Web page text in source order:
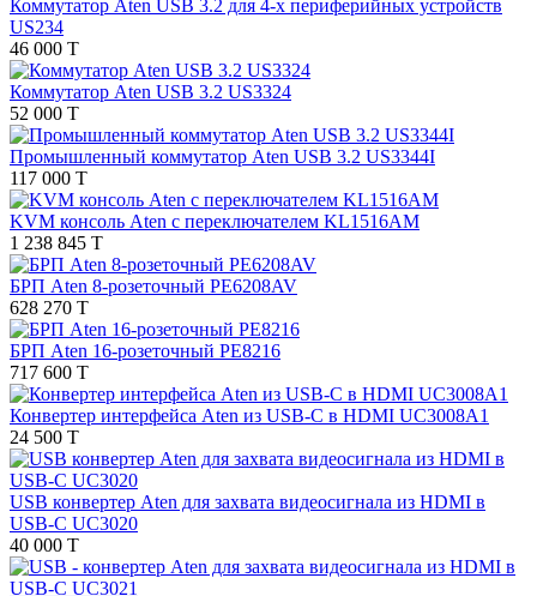
Коммутатор Aten USB 3.2 для 4-х периферийных устройств
US234
46 000 T
Коммутатор Aten USB 3.2 US3324
52 000 T
Промышленный коммутатор Aten USB 3.2 US3344I
117 000 T
KVM консоль Aten с переключателем KL1516AM
1 238 845 T
БРП Aten 8-розеточный PE6208AV
628 270 T
БРП Aten 16-розеточный PE8216
717 600 T
Конвертер интерфейса Aten из USB-C в HDMI UC3008A1
24 500 T
USB конвертер Aten для захвата видеосигнала из HDMI в
USB-C UC3020
40 000 T